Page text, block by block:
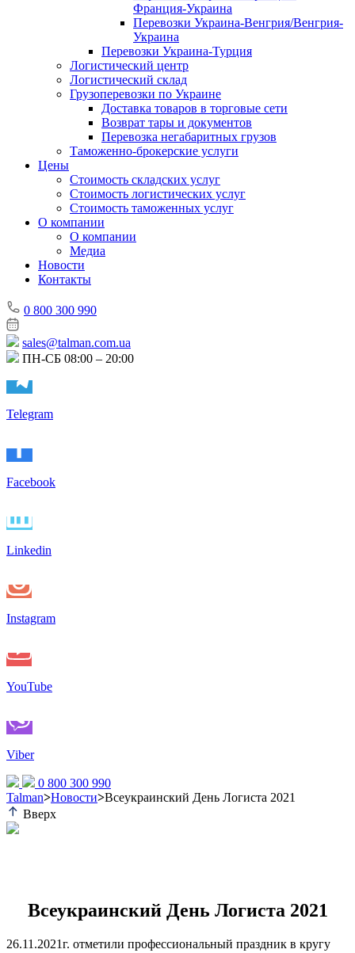
Франция-Украина
Перевозки Украина-Венгрия/Венгрия-
Украина
Перевозки Украина-Турция
Логистический центр
Логистический склад
Грузоперевозки по Украине
Доставка товаров в торговые сети
Возврат тары и документов
Перевозка негабаритных грузов
Таможенно-брокерские услуги
Цены
Стоимость складских услуг
Стоимость логистических услуг
Стоимость таможенных услуг
О компании
О компании
Медиа
Новости
Контакты
0 800 300 990
sales@talman.com.ua
ПН-СБ 08:00 – 20:00
Telegram
Facebook
Linkedin
Instagram
YouTube
Viber
0 800 300 990
Talman>Новости>Всеукраинский День Логиста 2021
Вверх
Всеукраинский День Логиста 2021
26.11.2021г. отметили профессиональный праздник в кругу